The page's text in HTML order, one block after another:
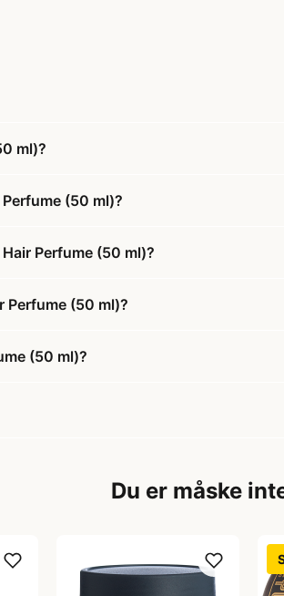
ml)?
(50 ml)?
Perfume (50 ml)?
Perfume (50 ml)?
(50 ml)?
Du er måske